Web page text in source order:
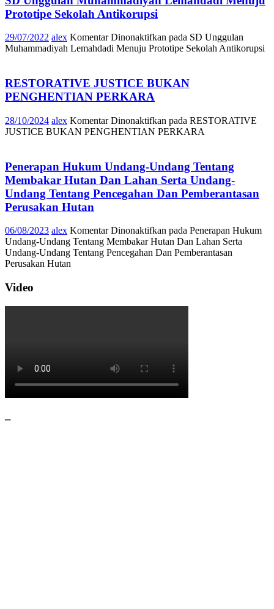
Prototipe Sekolah Antikorupsi
29/07/2022 alex Komentar Dinonaktifkan pada SD Unggulan
Muhammadiyah Lemahdadi Menuju Prototipe Sekolah Antikorupsi
RESTORATIVE JUSTICE BUKAN
PENGHENTIAN PERKARA
28/10/2024 alex Komentar Dinonaktifkan pada RESTORATIVE
JUSTICE BUKAN PENGHENTIAN PERKARA
Penerapan Hukum Undang-Undang Tentang
Membakar Hutan Dan Lahan Serta Undang-
Undang Tentang Pencegahan Dan Pemberantasan
Perusakan Hutan
06/08/2023 alex Komentar Dinonaktifkan pada Penerapan Hukum
Undang-Undang Tentang Membakar Hutan Dan Lahan Serta
Undang-Undang Tentang Pencegahan Dan Pemberantasan
Perusakan Hutan
Video
–